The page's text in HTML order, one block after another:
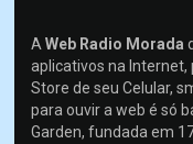
AWeb Radio Morada
aplicativos na
Store de seu Celular,
para ouvir a web é só
Garden, fundada em